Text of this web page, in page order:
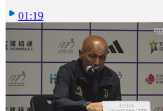
01:19